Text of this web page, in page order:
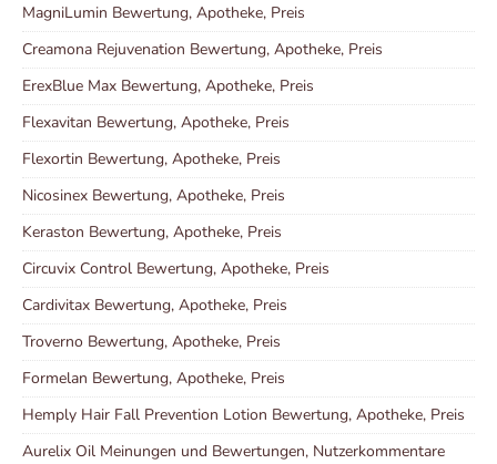
MagniLumin Bewertung, Apotheke, Preis
Creamona Rejuvenation Bewertung, Apotheke, Preis
ErexBlue Max Bewertung, Apotheke, Preis
Flexavitan Bewertung, Apotheke, Preis
Flexortin Bewertung, Apotheke, Preis
Nicosinex Bewertung, Apotheke, Preis
Keraston Bewertung, Apotheke, Preis
Circuvix Control Bewertung, Apotheke, Preis
Cardivitax Bewertung, Apotheke, Preis
Troverno Bewertung, Apotheke, Preis
Formelan Bewertung, Apotheke, Preis
Hemply Hair Fall Prevention Lotion Bewertung, Apotheke, Preis
Aurelix Oil Meinungen und Bewertungen, Nutzerkommentare